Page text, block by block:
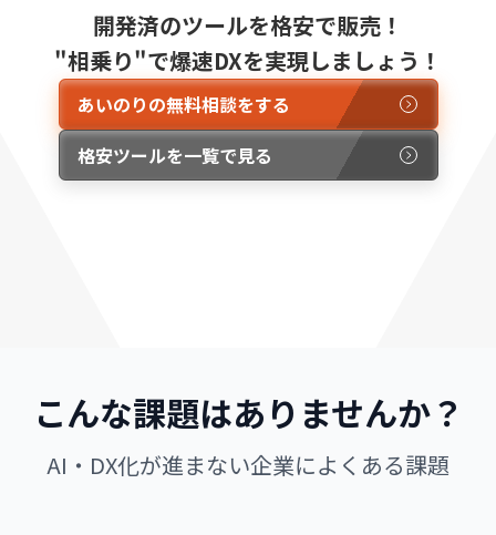
開発済のツールを格安で販売！
"相乗り"で爆速DXを実現しましょう！
あいのりの無料相談をする
格安ツールを一覧で見る
こんな課題はありませんか？
AI・DX化が進まない企業によくある課題